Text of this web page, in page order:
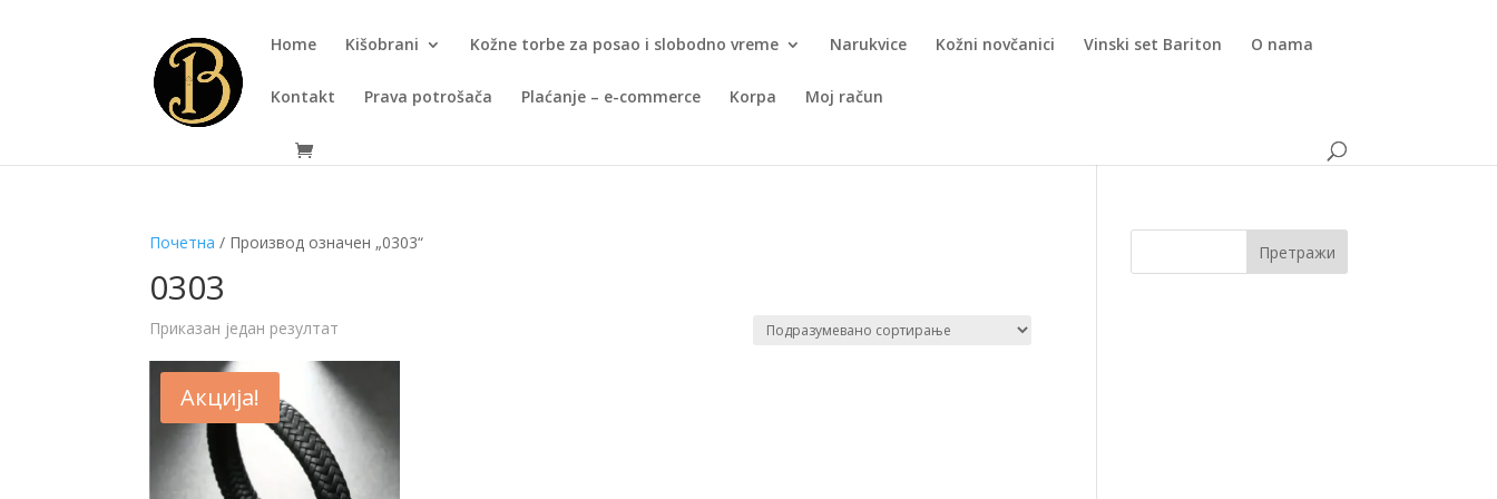
Home Kišobrani Kožne torbe za posao i slobodno vreme Narukvice Kožni novčanici Vinski set Bariton O nama
Kontakt Prava potrošača Plaćanje – e-commerce Korpa Moj račun
Почетна / Производ oзначен „0303“
0303
Приказан један резултат
Акција!